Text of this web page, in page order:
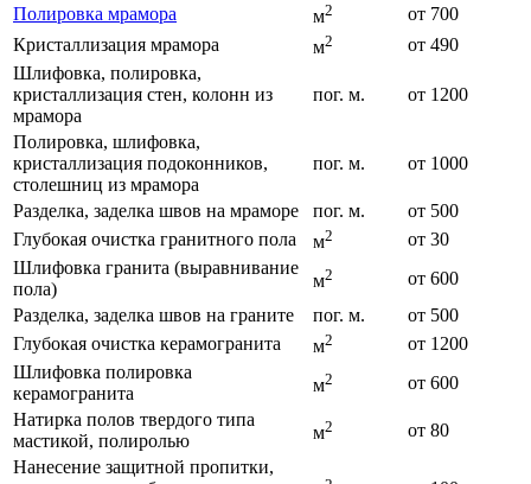
Полировка мрамора
м2
от 700
Кристаллизация мрамора
м2
от 490
Шлифовка, полировка,
кристаллизация стен, колонн из
мрамора
пог. м. от 1200
Полировка, шлифовка,
кристаллизация подоконников,
столешниц из мрамора
пог. м. от 1000
Разделка, заделка швов на мраморе пог. м.
от 500
Глубокая очистка гранитного пола
м2
от 30
Шлифовка гранита (выравнивание
пола)
м2
от 600
Разделка, заделка швов на граните
пог. м.
от 500
Глубокая очистка керамогранита
м2
от 1200
Шлифовка полировка
керамогранита
м2
от 600
Натирка полов твердого типа
мастикой, полиролью
м2
от 80
Нанесение защитной пропитки,